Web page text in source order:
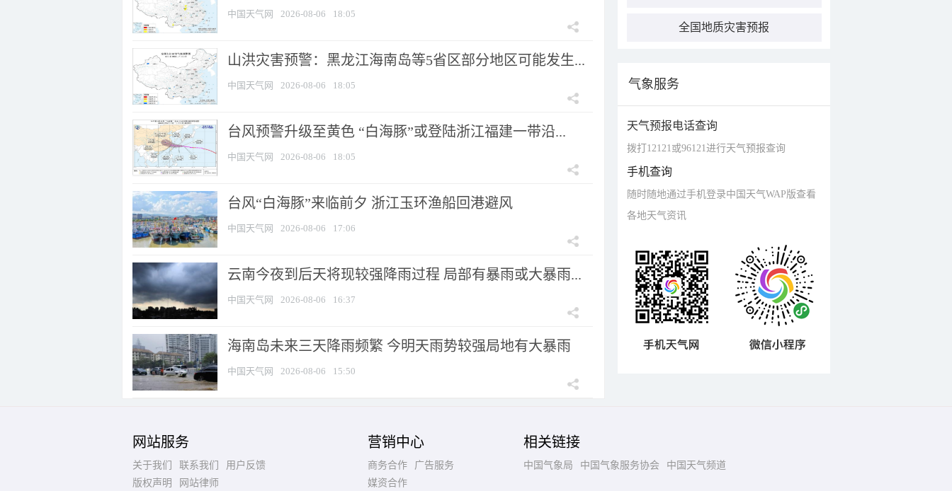
中国天气网 2026-08-06 18:05
山洪灾害预警：黑龙江海南岛等5省区部分地区可能发生...
中国天气网 2026-08-06 18:05
台风预警升级至黄色 “白海豚”或登陆浙江福建一带沿...
中国天气网 2026-08-06 18:05
台风“白海豚”来临前夕 浙江玉环渔船回港避风
中国天气网 2026-08-06 17:06
云南今夜到后天将现较强降雨过程 局部有暴雨或大暴雨...
中国天气网 2026-08-06 16:37
海南岛未来三天降雨频繁 今明天雨势较强局地有大暴雨
中国天气网 2026-08-06 15:50
全国地质灾害预报
气象服务
天气预报电话查询
拨打12121或96121进行天气预报查询
手机查询
随时随地通过手机登录中国天气WAP版查看
各地天气资讯
网站服务
关于我们 联系我们
用户反馈
版权声明
网站律师
营销中心
商务合作
广告服务
媒资合作
相关链接
中国气象局 中国气象服务协会 中国天气频道